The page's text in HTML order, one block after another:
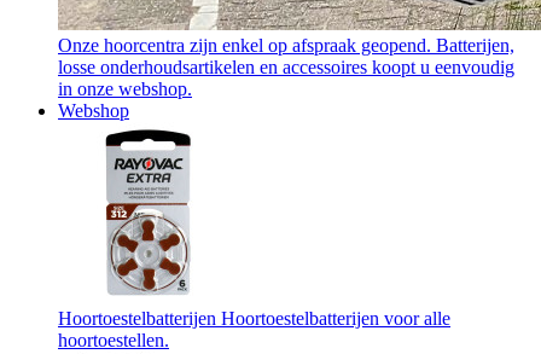
Onze hoorcentra zijn enkel op afspraak geopend. Batterijen,
losse onderhoudsartikelen en accessoires koopt u eenvoudig
in onze webshop.
Webshop
Hoortoestelbatterijen Hoortoestelbatterijen voor alle
hoortoestellen.